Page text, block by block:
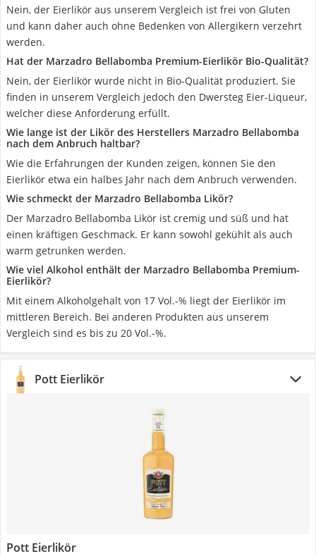
Nein, der Eierlikör aus unserem Vergleich ist frei von Gluten
und kann daher auch ohne Bedenken von Allergikern verzehrt
werden.
Hat der Marzadro Bellabomba Premium-Eierlikör Bio-Qualität?
Nein, der Eierlikör wurde nicht in Bio-Qualität produziert. Sie
finden in unserem Vergleich jedoch den Dwersteg Eier-Liqueur,
welcher diese Anforderung erfüllt.
Wie lange ist der Likör des Herstellers Marzadro Bellabomba
nach dem Anbruch haltbar?
Wie die Erfahrungen der Kunden zeigen, können Sie den
Eierlikör etwa ein halbes Jahr nach dem Anbruch verwenden.
Wie schmeckt der Marzadro Bellabomba Likör?
Der Marzadro Bellabomba Likör ist cremig und süß und hat
einen kräftigen Geschmack. Er kann sowohl gekühlt als auch
warm getrunken werden.
Wie viel Alkohol enthält der Marzadro Bellabomba Premium-
Eierlikör?
Mit einem Alkoholgehalt von 17 Vol.-% liegt der Eierlikör im
mittleren Bereich. Bei anderen Produkten aus unserem
Vergleich sind es bis zu 20 Vol.-%.
Pott Eierlikör
Pott Eierlikör